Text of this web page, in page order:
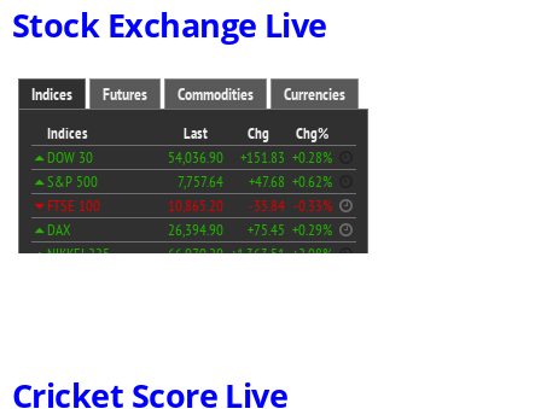
Stock Exchange Live
Cricket Score Live